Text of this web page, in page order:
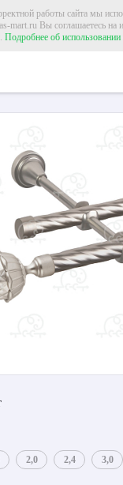
работы сайта мы
mart.ru Вы соглашаетесь на
Подробнее об
двухрядный
2,0 2,4 3,0